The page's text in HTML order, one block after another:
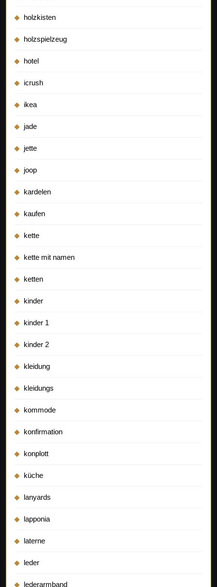
holzkisten
holzspielzeug
hotel
icrush
ikea
jade
jette
joop
kardelen
kaufen
kette
kette mit namen
ketten
kinder
kinder 1
kinder 2
kleidung
kleidungs
kommode
konfirmation
konplott
küche
lanyards
lapponia
laterne
leder
lederarmband